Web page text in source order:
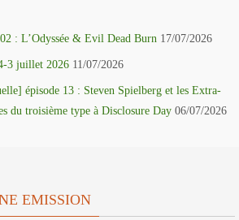
: L’Odyssée & Evil Dead Burn 17/07/2026
3 juillet 2026 11/07/2026
épisode 13 : Steven Spielberg et les Extra-
du troisième type à Disclosure Day 06/07/2026
EMISSION